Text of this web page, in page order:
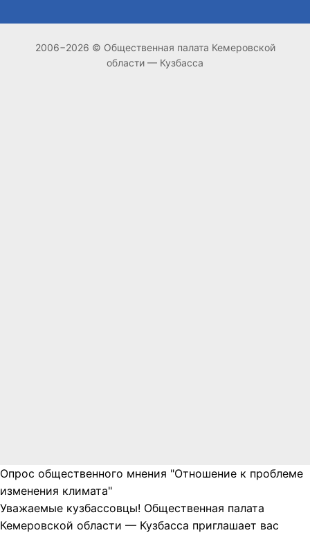
2006−2026 © Общественная палата Кемеровской
области — Кузбасса
Опрос общественного мнения "Отношение к проблеме
изменения климата"
Уважаемые кузбассовцы! Общественная палата
Кемеровской области — Кузбасса приглашает вас